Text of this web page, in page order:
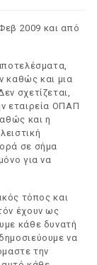
2009 και από
καθώς και μια
σχετίζεται,
εταιρεία ΟΠΑΠ
και η
σε σήμα
για να
τόπος και
έχουν ως
κάθε δυνατή
να
την